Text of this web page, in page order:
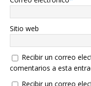
Sitio web
Recibir un correo
comentarios a esta
Recibir un correo